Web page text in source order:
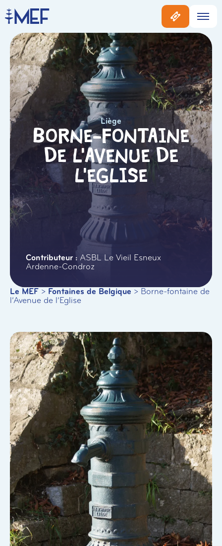
Liège
Borne-fontaine
de l’Avenue de
l’Eglise
ASBL Le Vieil Esneux
Ardenne-Condroz
Le MEF > Fontaines de Belgique > Borne-fontaine de
l’Avenue de l’Eglise